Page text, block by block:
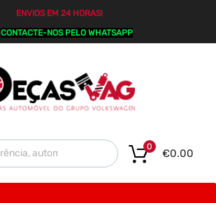
ENVIOS EM 24 HORAS!
CONTACTE-NOS PELO WHATSAPP
€0.00
0